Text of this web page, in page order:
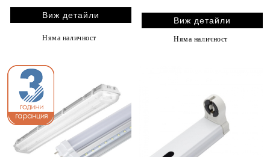
Виж детайли
Няма наличност
Виж детайли
Няма наличност